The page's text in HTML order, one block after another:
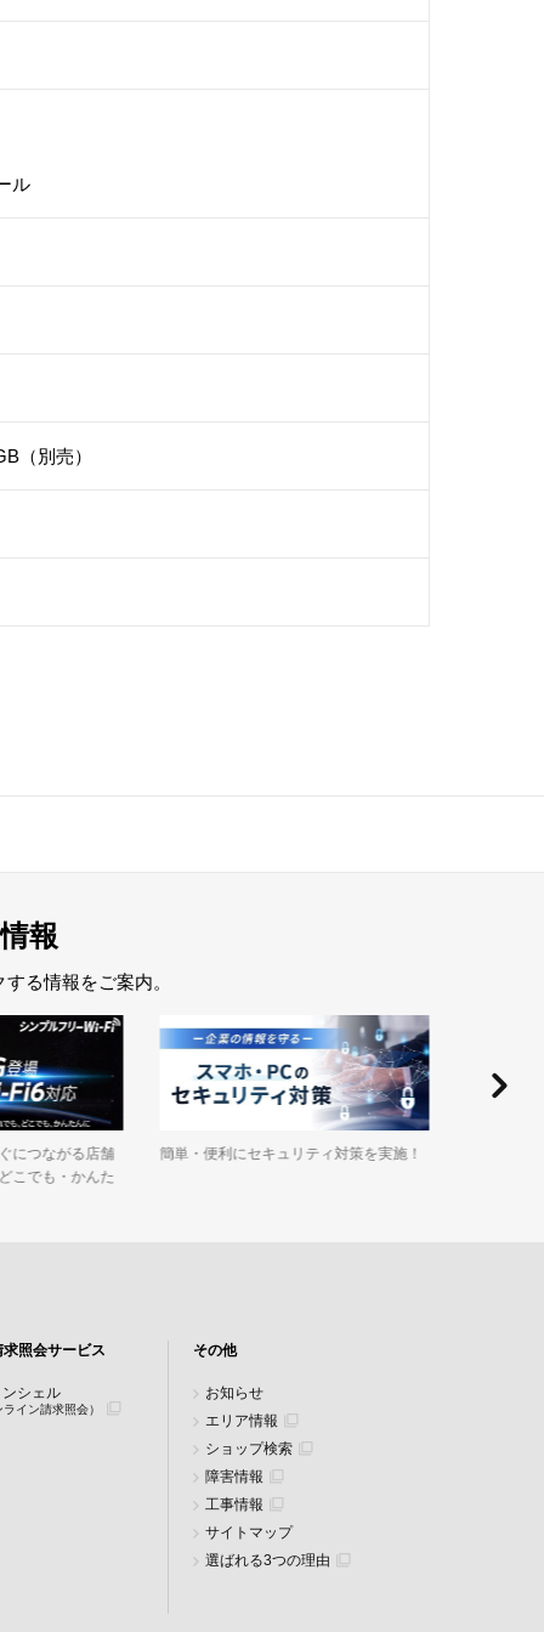
ル
（別売）
報
る情報をご案内。
につながる店舗
こでも・かんた
簡単・便利にセキュリティ対策を実施！
照会サービス
ンシェル
ライン請求照会）
その他
お知らせ
エリア情報
ショップ検索
障害情報
工事情報
サイトマップ
選ばれる3つの理由